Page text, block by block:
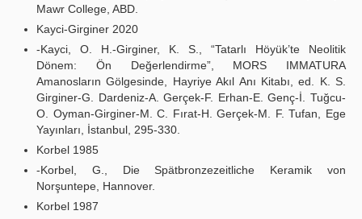
Mawr College, ABD.
Kayci-Girginer 2020
-Kayci, O. H.-Girginer, K. S., “Tatarlı Höyük’te Neolitik
Dönem: Ön Değerlendirme”, MORS IMMATURA
Amanosların Gölgesinde, Hayriye Akıl Anı Kitabı, ed. K. S.
Girginer-G. Dardeniz-A. Gerçek-F. Erhan-E. Genç-İ. Tuğcu-
O. Oyman-Girginer-M. C. Fırat-H. Gerçek-M. F. Tufan, Ege
Yayınları, İstanbul, 295-330.
Korbel 1985
-Korbel, G., Die Spätbronzezeitliche Keramik von
Norşuntepe, Hannover.
Korbel 1987